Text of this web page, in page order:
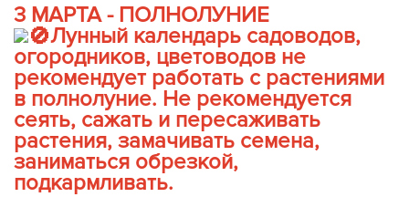
3 МАРТА - ПОЛНОЛУНИЕ
Лунный календарь садоводов,
огородников, цветоводов не
рекомендует работать с растениями
в полнолуние. Не рекомендуется
сеять, сажать и пересаживать
растения, замачивать семена,
заниматься обрезкой,
подкармливать.